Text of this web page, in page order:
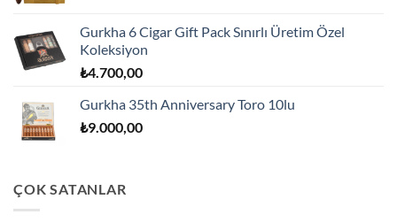
Gurkha 6 Cigar Gift Pack Sınırlı Üretim Özel
Koleksiyon
₺4.700,00
Gurkha 35th Anniversary Toro 10lu
₺9.000,00
ÇOK SATANLAR